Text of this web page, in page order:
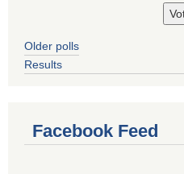
Older polls
Results
Facebook Feed